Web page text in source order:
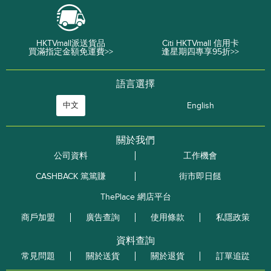
HKTVmall派送貨品
買滿指定金額免運費>>
Citi HKTVmall 信用卡
逢星期四專享95折>>
語言選擇
中文 English
關於我們
公司資料
工作機會
CASHBACK 篤篤賺
街市即日餸
ThePlace 網店平台
商戶加盟
廣告查詢 使用條款 私隱政策
資料查詢
常見問題 關於送貨 關於退貨 訂單追踨